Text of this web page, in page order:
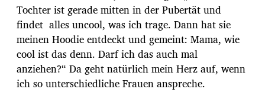
Tochter ist gerade mitten in der Pubertät und
findet alles uncool, was ich trage. Dann hat sie
meinen Hoodie entdeckt und gemeint: Mama, wie
cool ist das denn. Darf ich das auch mal
anziehen?“ Da geht natürlich mein Herz auf, wenn
ich so unterschiedliche Frauen anspreche.